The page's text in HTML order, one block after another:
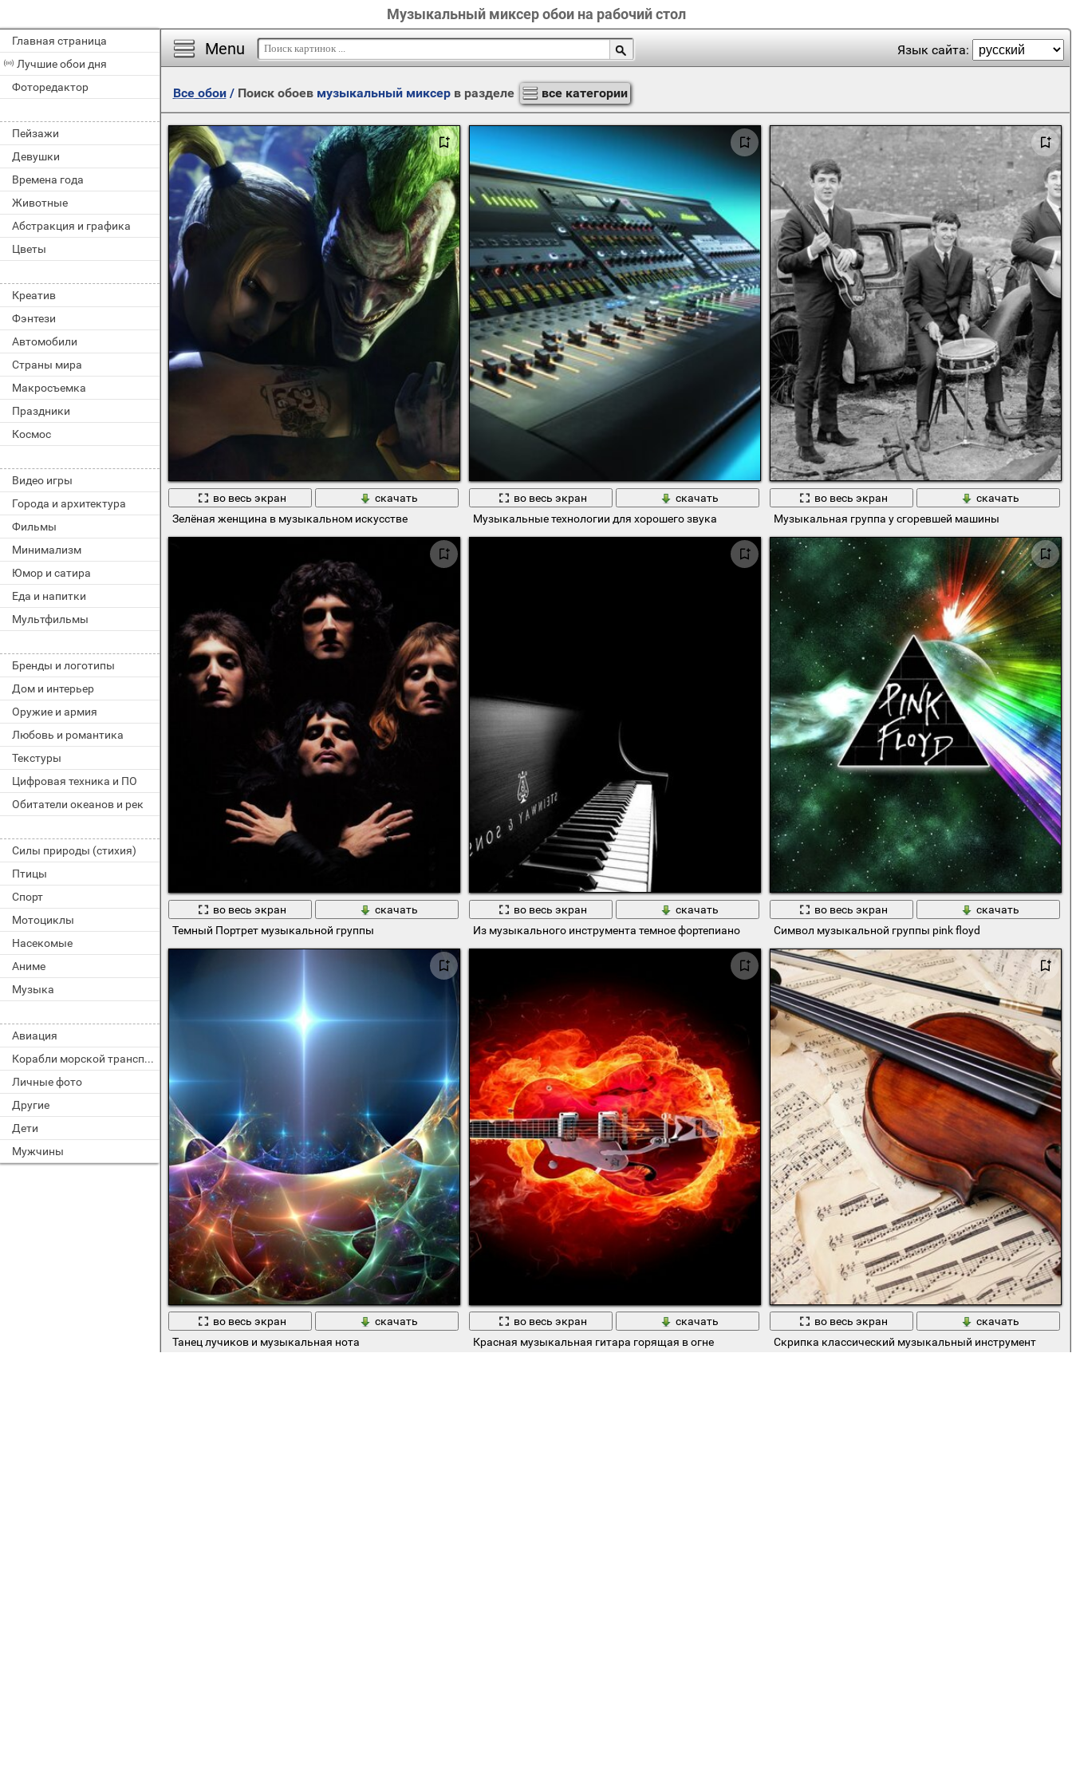
Музыкальный миксер обои на рабочий стол
Главная страница
Лучшие обои дня
Фоторедактор
Пейзажи
Девушки
Времена года
Животные
Абстракция и графика
Цветы
Креатив
Фэнтези
Автомобили
Страны мира
Макросъемка
Праздники
Космос
Видео игры
Города и архитектура
Фильмы
Минимализм
Юмор и сатира
Еда и напитки
Мультфильмы
Бренды и логотипы
Дом и интерьер
Оружие и армия
Любовь и романтика
Текстуры
Цифровая техника и ПО
Обитатели океанов и рек
Силы природы (стихия)
Птицы
Спорт
Мотоциклы
Насекомые
Аниме
Музыка
Авиация
Корабли морской транспорт
Личные фото
Другие
Дети
Мужчины
Menu Язык сайта:
Все обои/ Поиск обоев музыкальный миксерв разделе все категории
во весь экран
скачать
Зелёная женщина в музыкальном искусстве
во весь экран
скачать
Музыкальные технологии для хорошего звука
во весь экран
скачать
Музыкальная группа у сгоревшей машины
во весь экран
скачать
Темный Портрет музыкальной группы
во весь экран
скачать
Из музыкального инструмента темное фортепиано
во весь экран
скачать
Символ музыкальной группы pink floyd
во весь экран
скачать
Танец лучиков и музыкальная нота
во весь экран
скачать
Красная музыкальная гитара горящая в огне
во весь экран
скачать
Скрипка классический музыкальный инструмент